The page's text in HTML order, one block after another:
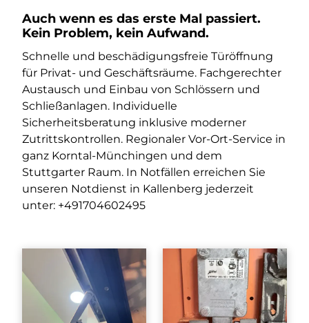
Auch wenn es das erste Mal passiert.
Kein Problem, kein Aufwand.
Schnelle und beschädigungsfreie Türöffnung
für Privat- und Geschäftsräume. Fachgerechter
Austausch und Einbau von Schlössern und
Schließanlagen. Individuelle
Sicherheitsberatung inklusive moderner
Zutrittskontrollen. Regionaler Vor-Ort-Service in
ganz Korntal-Münchingen und dem
Stuttgarter Raum. In Notfällen erreichen Sie
unseren Notdienst in Kallenberg jederzeit
unter: +491704602495